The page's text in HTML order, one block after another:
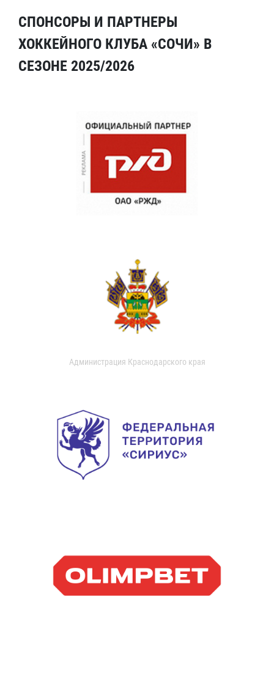
СПОНСОРЫ И ПАРТНЕРЫ
ХОККЕЙНОГО КЛУБА «СОЧИ» В
СЕЗОНЕ 2025/2026
Администрация Краснодарского края